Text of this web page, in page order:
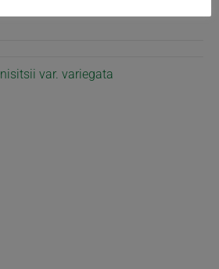
var. variegata